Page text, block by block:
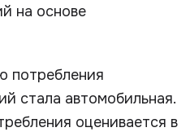
на основе
потребления
стала автомобильная.
оценивается в